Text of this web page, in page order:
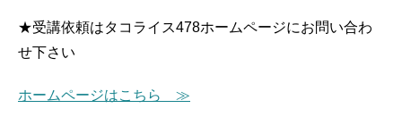
★受講依頼はタコライス478ホームページにお問い合わ
せ下さい
ホームページはこちら ≫